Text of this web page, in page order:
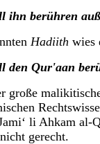
ihn berühren
Hadiith wies
den Qur'aan
große
li Ahkam al-
gerecht.